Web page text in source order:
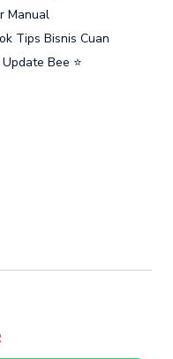
Manual
Tips Bisnis Cuan
Bee ⭐